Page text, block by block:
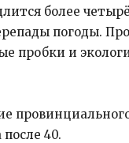
более
погоды.
пробки и
40.